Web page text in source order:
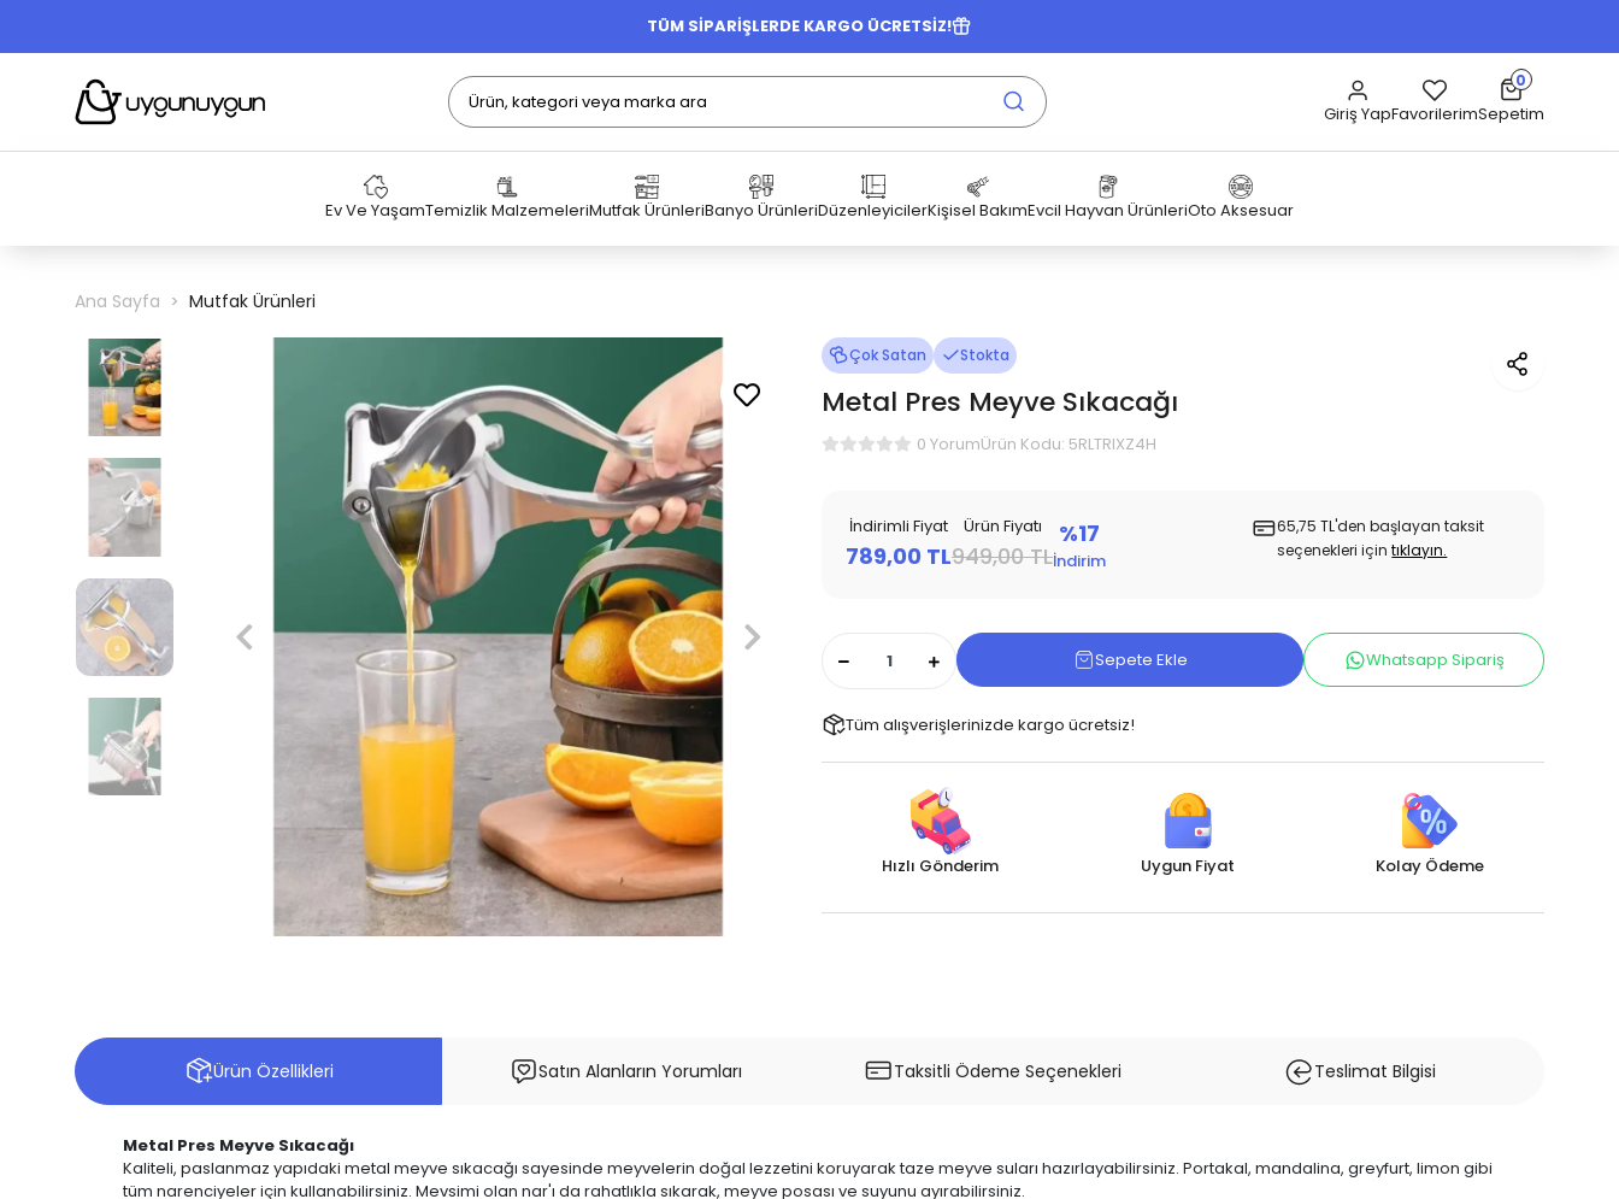
TÜM SİPARİŞLERDE KARGO ÜCRETSİZ!
Giriş YapFavorilerim
0
Sepetim
Ev Ve YaşamTemizlik MalzemeleriMutfak ÜrünleriBanyo ÜrünleriDüzenleyicilerKişisel BakımEvcil Hayvan ÜrünleriOto Aksesuar
Ana Sayfa Mutfak Ürünleri
Çok Satan Stokta
Metal Pres Meyve Sıkacağı
0 YorumÜrün Kodu: 5RLTRIXZ4H
İndirimli Fiyat
789,00 TL
Ürün Fiyatı
949,00 TL
%17
İndirim
65,75 TL'den başlayan taksit
seçenekleri içintıklayın.
Sepete Ekle Whatsapp Sipariş
Tüm alışverişlerinizde kargo ücretsiz!
Hızlı Gönderim Uygun Fiyat Kolay Ödeme
Ürün Özellikleri Satın Alanların Yorumları Taksitli Ödeme Seçenekleri Teslimat Bilgisi
Metal Pres Meyve Sıkacağı
Kaliteli, paslanmaz yapıdaki metal meyve sıkacağı sayesinde meyvelerin doğal lezzetini koruyarak taze meyve suları hazırlayabilirsiniz. Portakal, mandalina, greyfurt, limon gibi
tüm narenciyeler için kullanabilirsiniz. Mevsimi olan nar'ı da rahatlıkla sıkarak, meyve posası ve suyunu ayırabilirsiniz.